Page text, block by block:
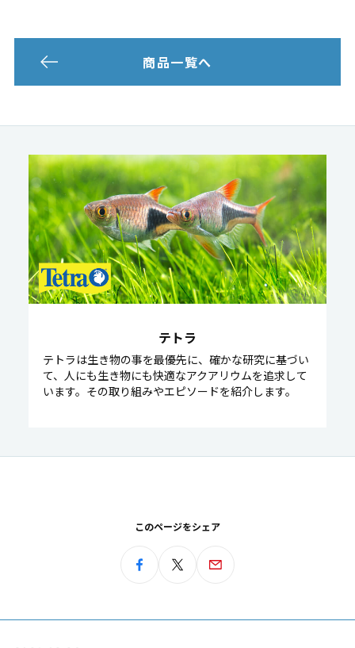
商品一覧へ
テトラ
テトラは生き物の事を最優先に、確かな研究に基づい
て、人にも生き物にも快適なアクアリウムを追求して
います。その取り組みやエピソードを紹介します。
このページをシェア